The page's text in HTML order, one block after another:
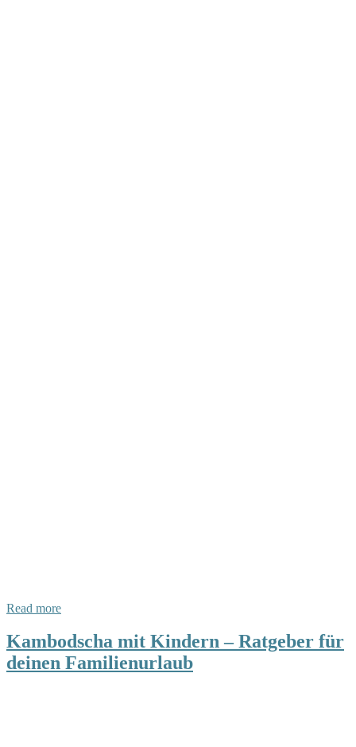
Read more
Kambodscha mit Kindern – Ratgeber für
deinen Familienurlaub